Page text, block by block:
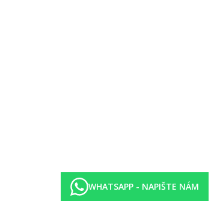
jídla výběr z nealkoholických nápojů, pivo a víno)
WHATSAPP - NAPIŠTE NÁM